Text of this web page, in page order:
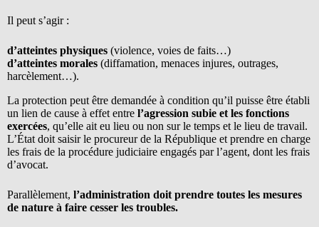
Il peut s’agir :
d’atteintes physiques (violence, voies de faits…)
d’atteintes morales (diffamation, menaces injures, outrages,
harcèlement…).
La protection peut être demandée à condition qu’il puisse être établi
un lien de cause à effet entre l’agression subie et les fonctions
exercées, qu’elle ait eu lieu ou non sur le temps et le lieu de travail.
L’État doit saisir le procureur de la République et prendre en charge
les frais de la procédure judiciaire engagés par l’agent, dont les frais
d’avocat.
Parallèlement, l’administration doit prendre toutes les mesures
de nature à faire cesser les troubles.